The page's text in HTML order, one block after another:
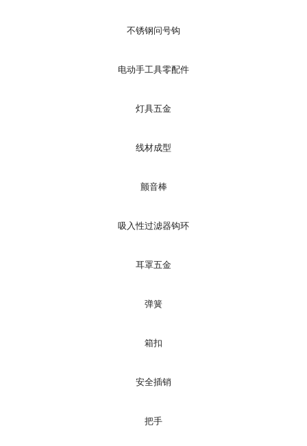
不锈钢问号钩
电动手工具零配件
灯具五金
线材成型
颤音棒
吸入性过滤器钩环
耳罩五金
弹簧
箱扣
安全插销
把手